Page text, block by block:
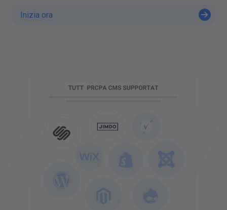
Inizia ora